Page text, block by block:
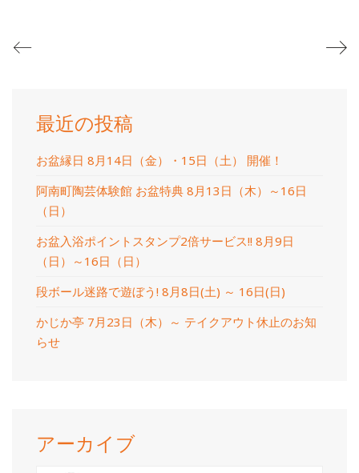
最近の投稿
お盆縁日 8月14日（金）・15日（土） 開催！
阿南町陶芸体験館 お盆特典 8月13日（木）～16日
（日）
お盆入浴ポイントスタンプ2倍サービス!! 8月9日
（日）～16日（日）
段ボール迷路で遊ぼう! 8月8日(土) ～ 16日(日)
かじか亭 7月23日（木）～ テイクアウト休止のお知
らせ
アーカイブ